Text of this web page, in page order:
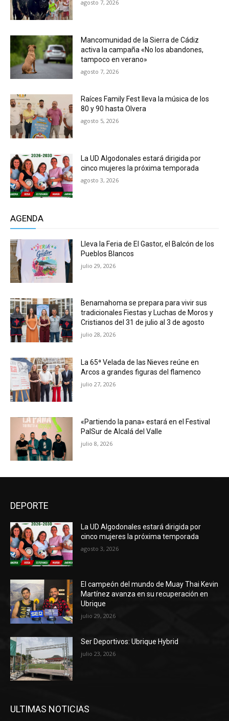
agosto 7, 2026
Mancomunidad de la Sierra de Cádiz
activa la campaña «No los abandones,
tampoco en verano»
agosto 7, 2026
Raíces Family Fest lleva la música de los
80 y 90 hasta Olvera
agosto 5, 2026
La UD Algodonales estará dirigida por
cinco mujeres la próxima temporada
agosto 3, 2026
AGENDA
Lleva la Feria de El Gastor, el Balcón de los
Pueblos Blancos
julio 29, 2026
Benamahoma se prepara para vivir sus
tradicionales Fiestas y Luchas de Moros y
Cristianos del 31 de julio al 3 de agosto
julio 28, 2026
La 65ª Velada de las Nieves reúne en
Arcos a grandes figuras del flamenco
julio 27, 2026
«Partiendo la pana» estará en el Festival
PalSur de Alcalá del Valle
julio 8, 2026
DEPORTE
La UD Algodonales estará dirigida por
cinco mujeres la próxima temporada
agosto 3, 2026
El campeón del mundo de Muay Thai Kevin
Martínez avanza en su recuperación en
Ubrique
julio 29, 2026
Ser Deportivos: Ubrique Hybrid
julio 23, 2026
ULTIMAS NOTICIAS